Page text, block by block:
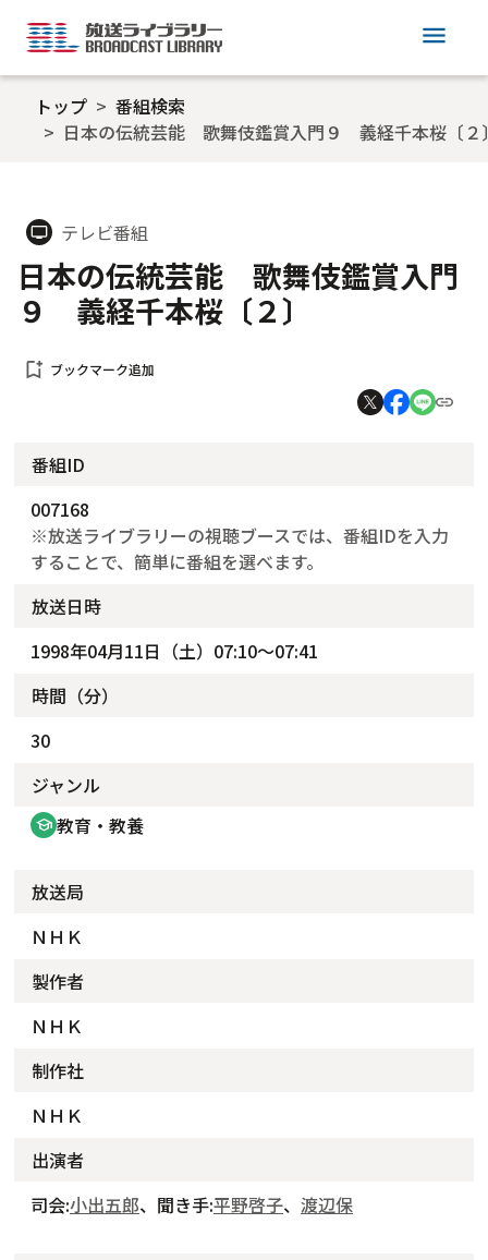
menu
トップ
番組検索
日本の伝統芸能 歌舞伎鑑賞入門９ 義経千本桜〔２
tv テレビ番組
日本の伝統芸能 歌舞伎鑑賞入門
９ 義経千本桜〔２〕
bookmark_add ブックマーク追加
番組ID
007168
※放送ライブラリーの視聴ブースでは、番組IDを入力
することで、簡単に番組を選べます。
放送日時
1998年04月11日（土）07:10～07:41
時間（分）
30
ジャンル
school 教育・教養
放送局
ＮＨＫ
製作者
ＮＨＫ
制作社
ＮＨＫ
出演者
司会:小出五郎、聞き手:平野啓子、 渡辺保